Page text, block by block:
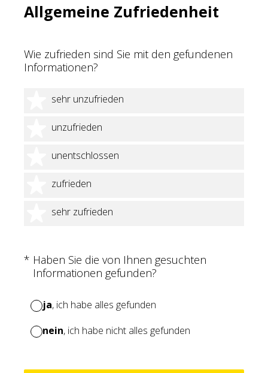
Allgemeine Zufriedenheit
Wie zufrieden sind Sie mit den gefundenen
Informationen?
sehr unzufrieden
1 Stern
unzufrieden
2 Sterne
unentschlossen
3 Sterne
zufrieden
4 Sterne
sehr zufrieden
5 Sterne
* Haben Sie die von Ihnen gesuchten
Informationen gefunden?
(Erforderlich.)
ja, ich habe alles gefunden
nein, ich habe nicht alles gefunden